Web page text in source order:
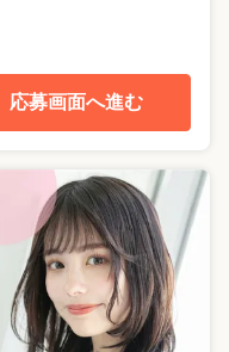
応募画面へ進む